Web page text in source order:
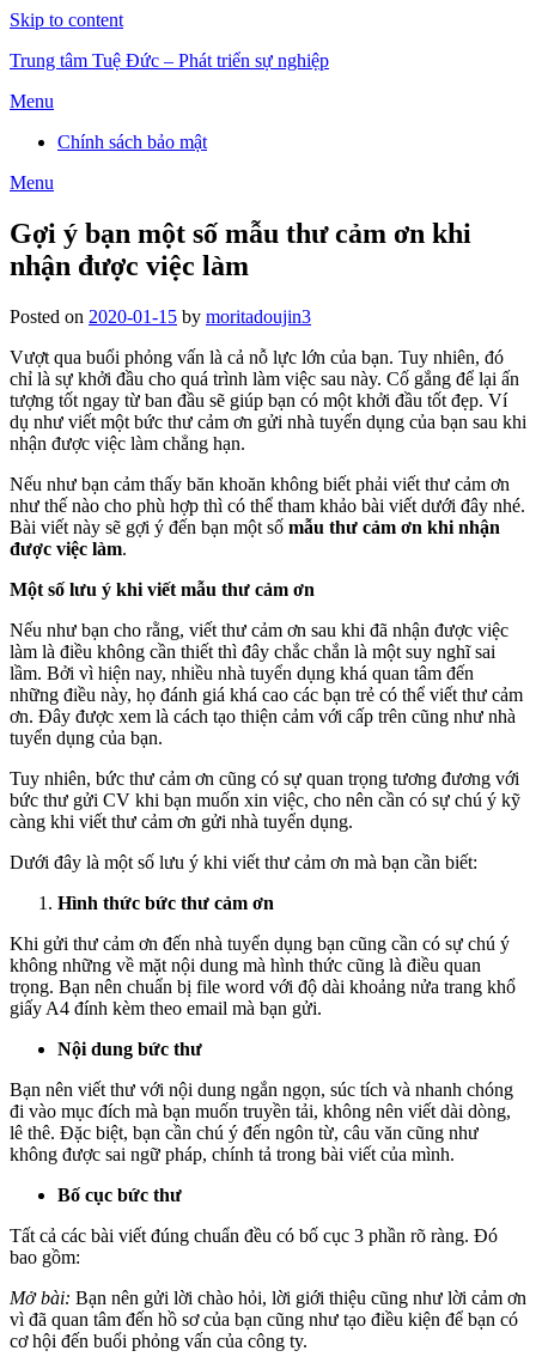
Skip to content
Trung tâm Tuệ Đức – Phát triển sự nghiệp
Menu
Chính sách bảo mật
Menu
Gợi ý bạn một số mẫu thư cảm ơn khi
nhận được việc làm
Posted on 2020-01-15 by moritadoujin3
Vượt qua buổi phỏng vấn là cả nỗ lực lớn của bạn. Tuy nhiên, đó
chỉ là sự khởi đầu cho quá trình làm việc sau này. Cố gắng để lại ấn
tượng tốt ngay từ ban đầu sẽ giúp bạn có một khởi đầu tốt đẹp. Ví
dụ như viết một bức thư cảm ơn gửi nhà tuyển dụng của bạn sau khi
nhận được việc làm chẳng hạn.
Nếu như bạn cảm thấy băn khoăn không biết phải viết thư cảm ơn
như thế nào cho phù hợp thì có thể tham khảo bài viết dưới đây nhé.
Bài viết này sẽ gợi ý đến bạn một số mẫu thư cảm ơn khi nhận
được việc làm.
Một số lưu ý khi viết mẫu thư cảm ơn
Nếu như bạn cho rằng, viết thư cảm ơn sau khi đã nhận được việc
làm là điều không cần thiết thì đây chắc chắn là một suy nghĩ sai
lầm. Bởi vì hiện nay, nhiều nhà tuyển dụng khá quan tâm đến
những điều này, họ đánh giá khá cao các bạn trẻ có thể viết thư cảm
ơn. Đây được xem là cách tạo thiện cảm với cấp trên cũng như nhà
tuyển dụng của bạn.
Tuy nhiên, bức thư cảm ơn cũng có sự quan trọng tương đương với
bức thư gửi CV khi bạn muốn xin việc, cho nên cần có sự chú ý kỹ
càng khi viết thư cảm ơn gửi nhà tuyển dụng.
Dưới đây là một số lưu ý khi viết thư cảm ơn mà bạn cần biết:
Hình thức bức thư cảm ơn
Khi gửi thư cảm ơn đến nhà tuyển dụng bạn cũng cần có sự chú ý
không những về mặt nội dung mà hình thức cũng là điều quan
trọng. Bạn nên chuẩn bị file word với độ dài khoảng nửa trang khổ
giấy A4 đính kèm theo email mà bạn gửi.
Nội dung bức thư
Bạn nên viết thư với nội dung ngắn ngọn, súc tích và nhanh chóng
đi vào mục đích mà bạn muốn truyền tải, không nên viết dài dòng,
lê thê. Đặc biệt, bạn cần chú ý đến ngôn từ, câu văn cũng như
không được sai ngữ pháp, chính tả trong bài viết của mình.
Bố cục bức thư
Tất cả các bài viết đúng chuẩn đều có bố cục 3 phần rõ ràng. Đó
bao gồm:
Mở bài: Bạn nên gửi lời chào hỏi, lời giới thiệu cũng như lời cảm ơn
vì đã quan tâm đến hồ sơ của bạn cũng như tạo điều kiện để bạn có
cơ hội đến buổi phỏng vấn của công ty.